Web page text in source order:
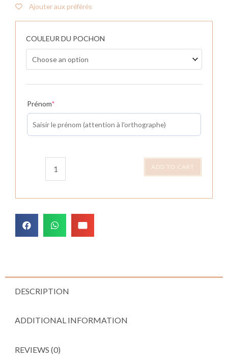
Ajouter aux préférés
COULEUR DU POCHON
Prénom*
géant
quantity
ADD TO CART
DESCRIPTION
ADDITIONAL INFORMATION
REVIEWS (0)